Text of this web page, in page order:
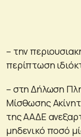
– την
περίπτωση
– στη Δήλωση
Μίσθωσης
της ΑΑΔΕ
μηδενικό ποσό